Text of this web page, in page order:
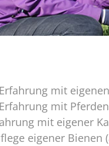
mit
mit
mit eigener
eigener